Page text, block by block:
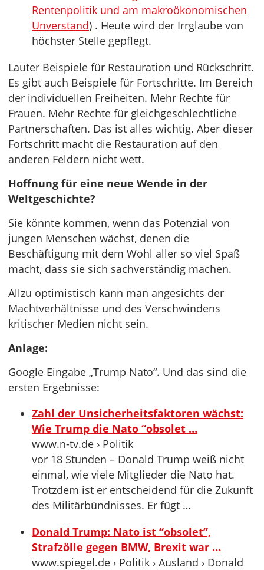
Rentenpolitik und am makroökonomischen
Unverstand) . Heute wird der Irrglaube von
höchster Stelle gepflegt.
Lauter Beispiele für Restauration und Rückschritt.
Es gibt auch Beispiele für Fortschritte. Im Bereich
der individuellen Freiheiten. Mehr Rechte für
Frauen. Mehr Rechte für gleichgeschlechtliche
Partnerschaften. Das ist alles wichtig. Aber dieser
Fortschritt macht die Restauration auf den
anderen Feldern nicht wett.
Hoffnung für eine neue Wende in der
Weltgeschichte?
Sie könnte kommen, wenn das Potenzial von
jungen Menschen wächst, denen die
Beschäftigung mit dem Wohl aller so viel Spaß
macht, dass sie sich sachverständig machen.
Allzu optimistisch kann man angesichts der
Machtverhältnisse und des Verschwindens
kritischer Medien nicht sein.
Anlage:
Google Eingabe „Trump Nato“. Und das sind die
ersten Ergebnisse:
Zahl der Unsicherheitsfaktoren wächst:
Wie Trump die Nato “obsolet …
www.n-tv.de › Politik
vor 18 Stunden – Donald Trump weiß nicht
einmal, wie viele Mitglieder die Nato hat.
Trotzdem ist er entscheidend für die Zukunft
des Militärbündnisses. Er fügt …
Donald Trump: Nato ist “obsolet”,
Strafzölle gegen BMW, Brexit war …
www.spiegel.de › Politik › Ausland › Donald